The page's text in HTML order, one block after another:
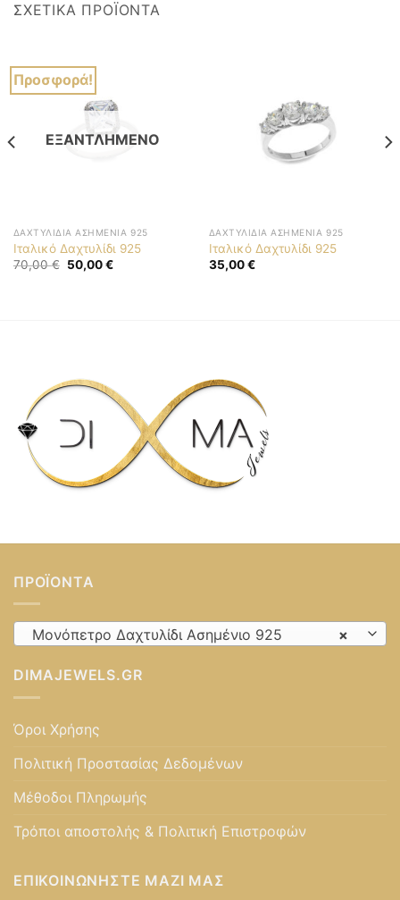
ΣΧΕΤΙΚΆ ΠΡΟΪΌΝΤΑ
Προσφορά!
ΕΞΑΝΤΛΗΜΈΝΟ
ΔΑΧΤΥΛΊΔΙΑ ΑΣΗΜΈΝΙΑ 925
Ιταλικό Δαχτυλίδι 925
70,00€ Original
price
50,00€Η
ΔΑΧΤΥΛΊΔΙΑ ΑΣΗΜΈΝΙΑ 925
Ιταλικό Δαχτυλίδι 925
35,00€
ΠΡΟΪΌΝΤΑ
×
Μονόπετρο Δαχτυλίδι Ασημένιο 925
DIMAJEWELS.GR
Όροι Χρήσης
Πολιτική Προστασίας Δεδομένων
Μέθοδοι Πληρωμής
Τρόποι αποστολής & Πολιτική Επιστροφών
ΕΠΙΚΟΙΝΩΝΉΣΤΕ ΜΑΖΊ ΜΑΣ